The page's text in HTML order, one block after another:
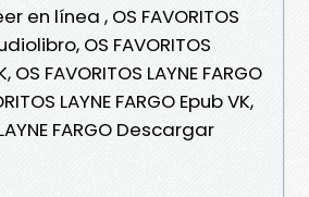
en línea , OS FAVORITOS
OS FAVORITOS
OS FAVORITOS LAYNE FARGO
LAYNE FARGO Epub VK,
FARGO Descargar